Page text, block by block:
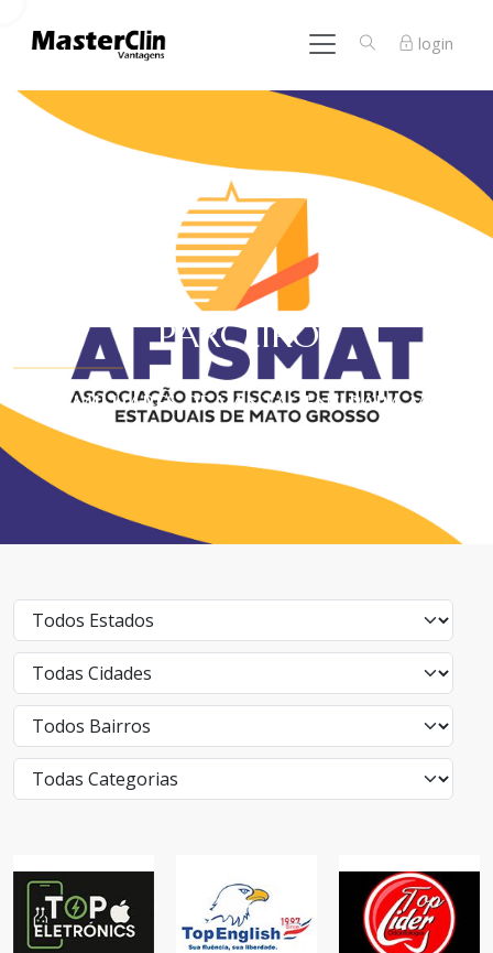
login
PARCEIROS
São milhares de vantagens para você!
TOP
ELETRÔNICS
TOP ENGLISH -
CARUARU
ALDEIA
TOP LÍDER
ODONTOLOGIA